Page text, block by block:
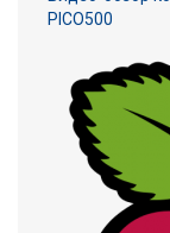
PICO500